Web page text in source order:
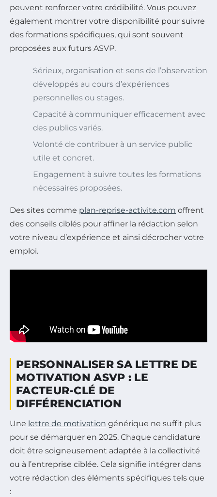
peuvent renforcer votre crédibilité. Vous pouvez
également montrer votre disponibilité pour suivre
des formations spécifiques, qui sont souvent
proposées aux futurs ASVP.
Sérieux, organisation et sens de l’observation
développés au cours d’expériences
personnelles ou stages.
Capacité à communiquer efficacement avec
des publics variés.
Volonté de contribuer à un service public
utile et concret.
Engagement à suivre toutes les formations
nécessaires proposées.
Des sites comme plan-reprise-activite.com offrent
des conseils ciblés pour affiner la rédaction selon
votre niveau d’expérience et ainsi décrocher votre
emploi.
PERSONNALISER SA LETTRE DE
MOTIVATION ASVP : LE
FACTEUR-CLÉ DE
DIFFÉRENCIATION
Une lettre de motivation générique ne suffit plus
pour se démarquer en 2025. Chaque candidature
doit être soigneusement adaptée à la collectivité
ou à l’entreprise ciblée. Cela signifie intégrer dans
votre rédaction des éléments spécifiques tels que
: